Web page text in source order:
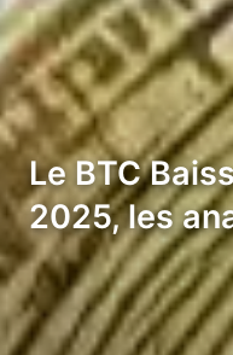
Le BTC
2025, les